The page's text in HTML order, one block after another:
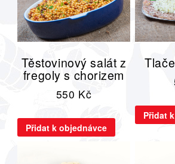
Těstovinový salát z
fregoly s chorizem
550 Kč
Přidat k objednávce
Přidat